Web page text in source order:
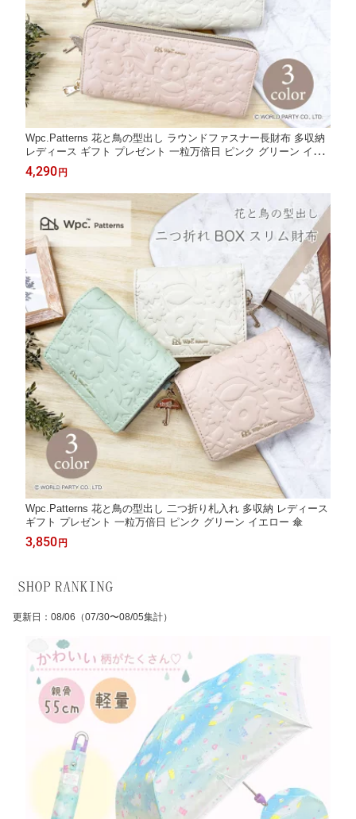
Wpc.Patterns 花と鳥の型出し ラウンドファスナー長財布 多収納
レディース ギフト プレゼント 一粒万倍日 ピンク グリーン イエ
ロー 傘
4,290円
Wpc.Patterns 花と鳥の型出し 二つ折り札入れ 多収納 レディース
ギフト プレゼント 一粒万倍日 ピンク グリーン イエロー 傘
3,850円
更新日 ： 08/06 （07/30〜08/05集計）